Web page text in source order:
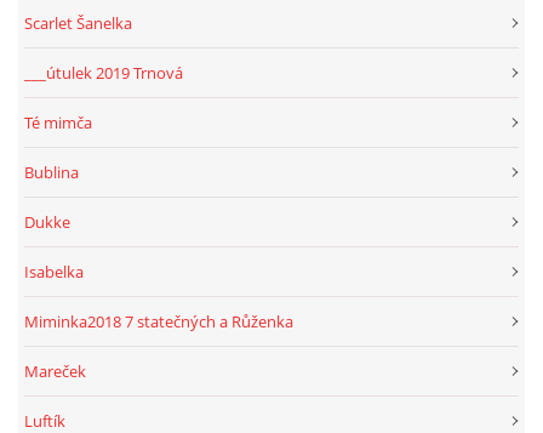
Scarlet Šanelka
___útulek 2019 Trnová
Té mimča
Bublina
Dukke
Isabelka
Miminka2018 7 statečných a Růženka
Mareček
Luftík